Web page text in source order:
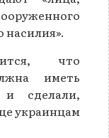
насилия».
что
иметь
и сделали,
украинцам